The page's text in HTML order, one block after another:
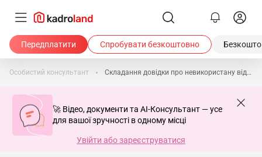
Передплатити Спробувати безкоштовно
Особистий консультант Складання довідки про невикористану відпустку для чоловіка працівниці
🚀 Відео, документи та AI-Консультант — усе
для вашої зручності в одному місці
Увійти або зареєструватися